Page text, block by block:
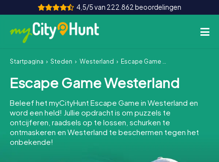
4,5/5 van 222.862 beoordelingen
Hoe het werkt
Steden
Tours
Teamevenement
Startpagina Steden Westerland Escape Game Westerland
Escape Game Westerland
Beleef het myCityHunt Escape Game in Westerland en
word een held! Jullie opdracht is om puzzels te
ontcijferen, raadsels op te lossen, schurken te
ontmaskeren en Westerland te beschermen tegen het
onbekende!